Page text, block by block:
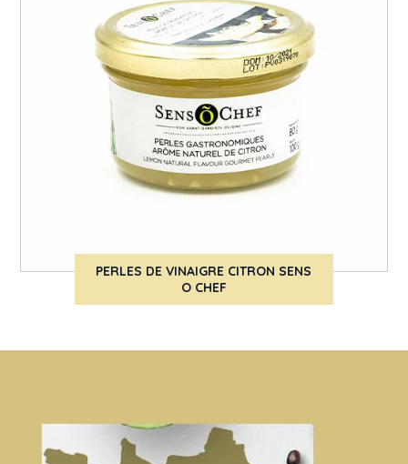
PERLES DE VINAIGRE CITRON SENS
O CHEF